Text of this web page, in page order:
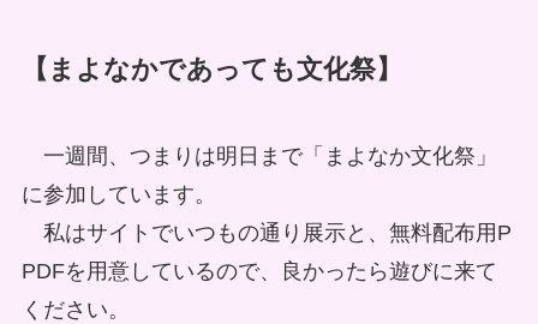
【まよなかであっても文化祭】
一週間、つまりは明日まで「まよなか文化祭」
に参加しています。
私はサイトでいつもの通り展示と、無料配布用P
PDFを用意しているので、良かったら遊びに来て
ください。